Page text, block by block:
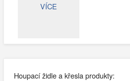
VÍCE
Houpací židle a křesla produkty: